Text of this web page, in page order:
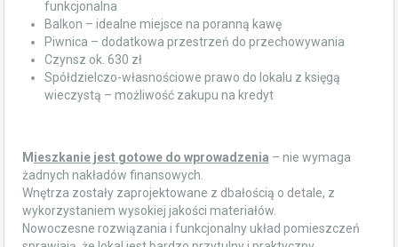
funkcjonalna
Balkon – idealne miejsce na poranną kawę
Piwnica – dodatkowa przestrzeń do przechowywania
Czynsz ok. 630 zł
Spółdzielczo-własnościowe prawo do lokalu z księgą
wieczystą – możliwość zakupu na kredyt
M ieszkanie jest gotowe do wprowadzenia – nie wymaga
żadnych nakładów finansowych.
Wnętrza zostały zaprojektowane z dbałością o detale, z
wykorzystaniem wysokiej jakości materiałów.
Nowoczesne rozwiązania i funkcjonalny układ pomieszczeń